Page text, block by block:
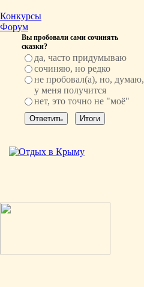
Конкурсы
Форум
Вы пробовали сами сочинять
сказки?
да, часто придумываю
сочиняю, но редко
не пробовал(а), но, думаю,
у меня получится
нет, это точно не "моё"